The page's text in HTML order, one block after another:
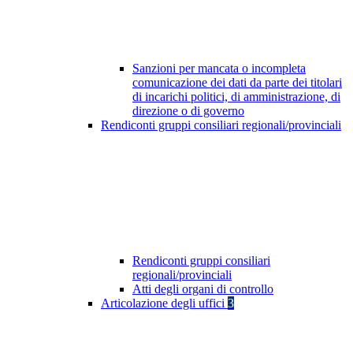
Sanzioni per mancata o incompleta
comunicazione dei dati da parte dei titolari
di incarichi politici, di amministrazione, di
direzione o di governo
Rendiconti gruppi consiliari regionali/provinciali
Rendiconti gruppi consiliari
regionali/provinciali
Atti degli organi di controllo
Articolazione degli uffici 3